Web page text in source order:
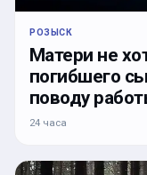
РОЗЫСК
Матери не
погибшего
поводу
24 часа